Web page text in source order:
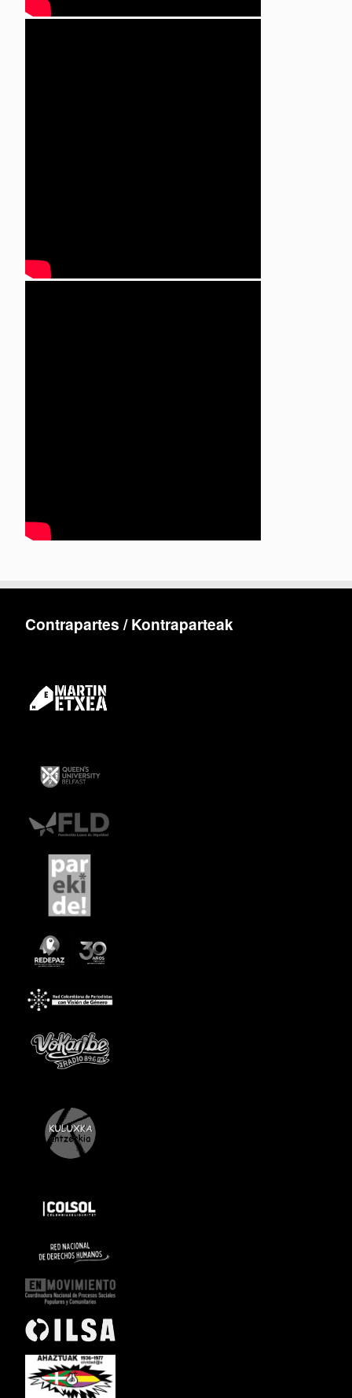
Contrapartes / Kontraparteak